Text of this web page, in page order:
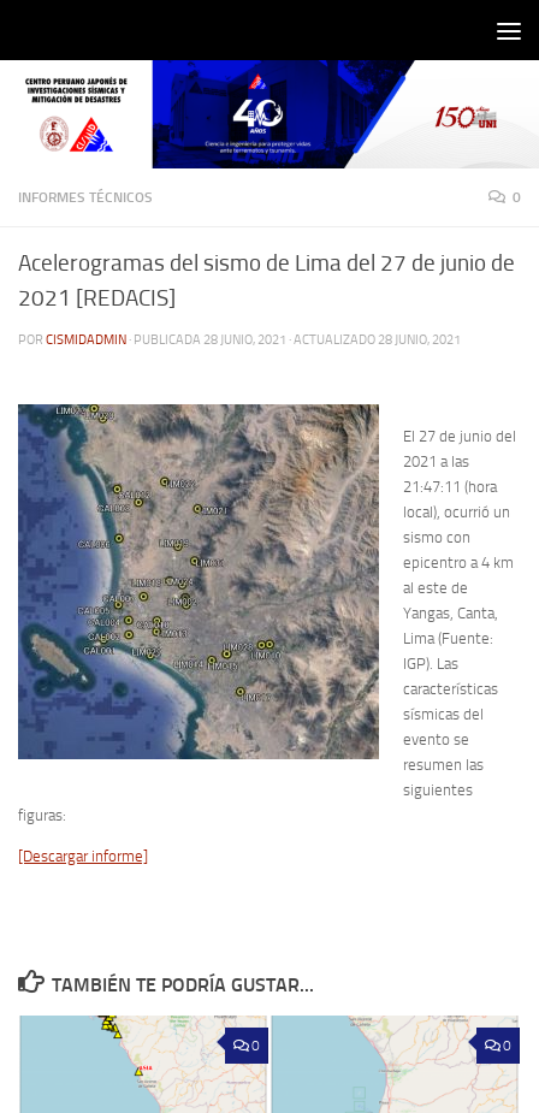
INFORMES TÉCNICOS 0
Acelerogramas del sismo de Lima del 27 de junio de
2021 [REDACIS]
POR CISMIDADMIN · PUBLICADA 28 JUNIO, 2021 · ACTUALIZADO 28 JUNIO, 2021
El 27 de junio del
2021 a las
21:47:11 (hora
local), ocurrió un
sismo con
epicentro a 4 km
al este de
Yangas, Canta,
Lima (Fuente:
IGP). Las
características
sísmicas del
evento se
resumen las
siguientes
figuras:
[Descargar informe]
TAMBIÉN TE PODRÍA GUSTAR...
0 0